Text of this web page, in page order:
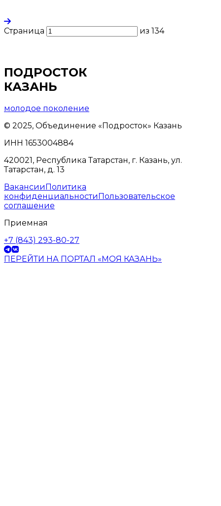
Страница из 134
ПОДРОСТОК
КАЗАНЬ
молодое поколение
© 2025, Объединение «Подросток» Казань
ИНН 1653004884
420021, Республика Татарстан, г. Казань, ул.
Татарстан, д. 13
ВакансииПолитика
конфиденциальностиПользовательское
соглашение
Приемная
+7 (843) 293-80-27
ПЕРЕЙТИ НА ПОРТАЛ «МОЯ КАЗАНЬ»